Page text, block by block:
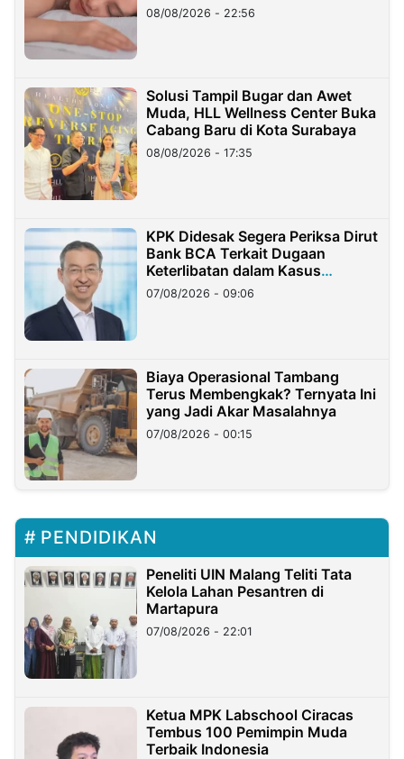
08/08/2026 - 22:56
Solusi Tampil Bugar dan Awet
Muda, HLL Wellness Center Buka
Cabang Baru di Kota Surabaya
08/08/2026 - 17:35
KPK Didesak Segera Periksa Dirut
Bank BCA Terkait Dugaan
Keterlibatan dalam Kasus
Hilangnya Dana Nasabah Rp2,58
Miliar
07/08/2026 - 09:06
Biaya Operasional Tambang
Terus Membengkak? Ternyata Ini
yang Jadi Akar Masalahnya
07/08/2026 - 00:15
PENDIDIKAN
Peneliti UIN Malang Teliti Tata
Kelola Lahan Pesantren di
Martapura
07/08/2026 - 22:01
Ketua MPK Labschool Ciracas
Tembus 100 Pemimpin Muda
Terbaik Indonesia